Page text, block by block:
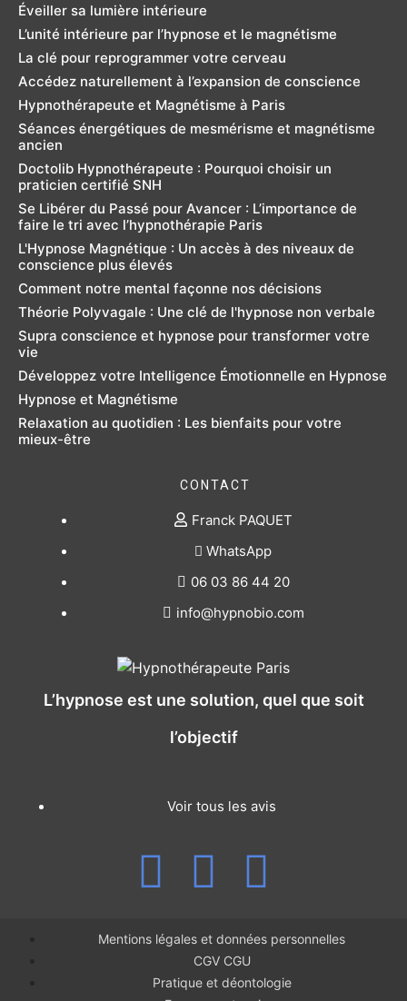
Éveiller sa lumière intérieure
L’unité intérieure par l’hypnose et le magnétisme
La clé pour reprogrammer votre cerveau
Accédez naturellement à l’expansion de conscience
Hypnothérapeute et Magnétisme à Paris
Séances énergétiques de mesmérisme et magnétisme
ancien
Doctolib Hypnothérapeute : Pourquoi choisir un
praticien certifié SNH
Se Libérer du Passé pour Avancer : L’importance de
faire le tri avec l’hypnothérapie Paris
L'Hypnose Magnétique : Un accès à des niveaux de
conscience plus élevés
Comment notre mental façonne nos décisions
Théorie Polyvagale : Une clé de l'hypnose non verbale
Supra conscience et hypnose pour transformer votre
vie
Développez votre Intelligence Émotionnelle en Hypnose
Hypnose et Magnétisme
Relaxation au quotidien : Les bienfaits pour votre
mieux-être
CONTACT
Franck PAQUET
WhatsApp
06 03 86 44 20
info@hypnobio.com
L’hypnose est une solution, quel que soit
l’objectif
Voir tous les avis
Mentions légales et données personnelles
CGV CGU
Pratique et déontologie